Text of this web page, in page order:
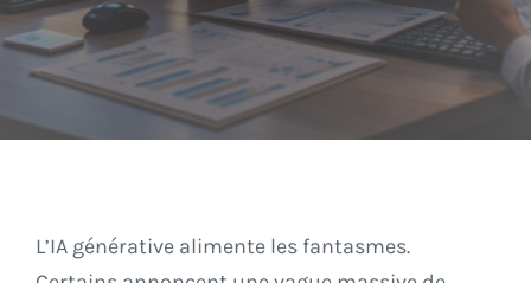
Retraite
Technologie
L’IA générative alimente les fantasmes.